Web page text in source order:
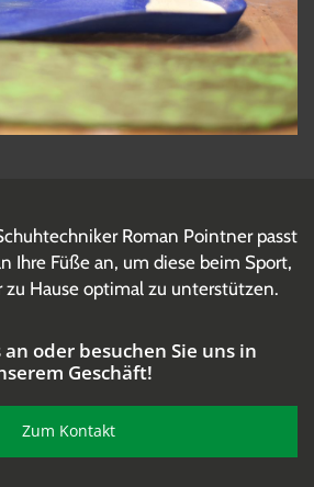
Roman Pointner passt
Ihre Füße an, um diese beim Sport,
zu Hause optimal zu unterstützen.
an oder besuchen Sie uns in
Geschäft!
Zum Kontakt